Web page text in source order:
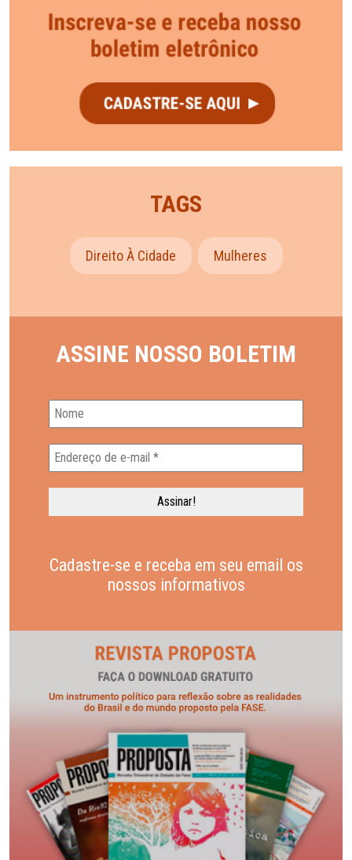
TAGS
Direito À Cidade Mulheres
ASSINE NOSSO BOLETIM
Cadastre-se e receba em seu email os
nossos informativos